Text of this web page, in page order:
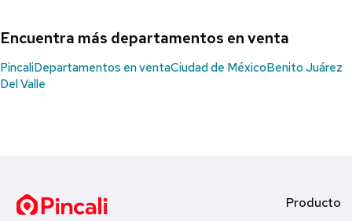
Encuentra más departamentos en venta
PincaliDepartamentos en ventaCiudad de MéxicoBenito Juárez
Del Valle
Producto